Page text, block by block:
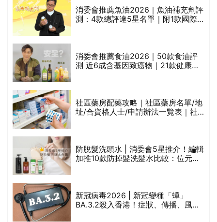
消委會推薦魚油2026｜魚油補充劑評
測：4款總評達5星名單｜附1款國際
消委會推薦食油2026｜50款食油評
測 近6成含基因致癌物｜21款健康煮
社區藥房配藥攻略｜社區藥房名單/地
址/合資格人士/申請辦法一覽表｜社
防脫髮洗頭水 | 消委會5星推介！編輯
加推10款防掉髮洗髮水比較：位元
新冠病毒2026 | 新冠變種「蟬」
BA.3.2殺入香港！症狀、傳播、風險